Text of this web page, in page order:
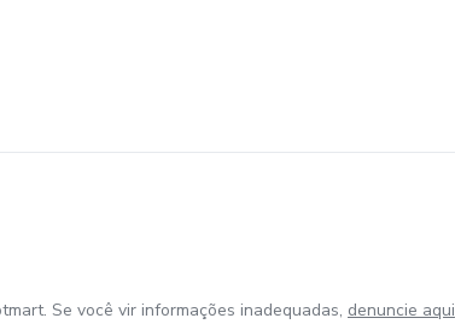
Se você vir informações inadequadas, denuncie aqui